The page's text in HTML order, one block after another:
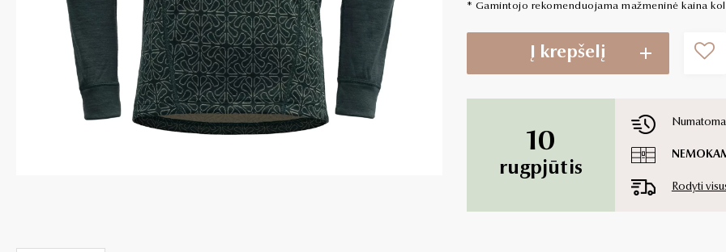
* Gamintojo rekomenduojama mažmeninė kaina
Į krepšelį
10
rugpjūtis
Rodyti